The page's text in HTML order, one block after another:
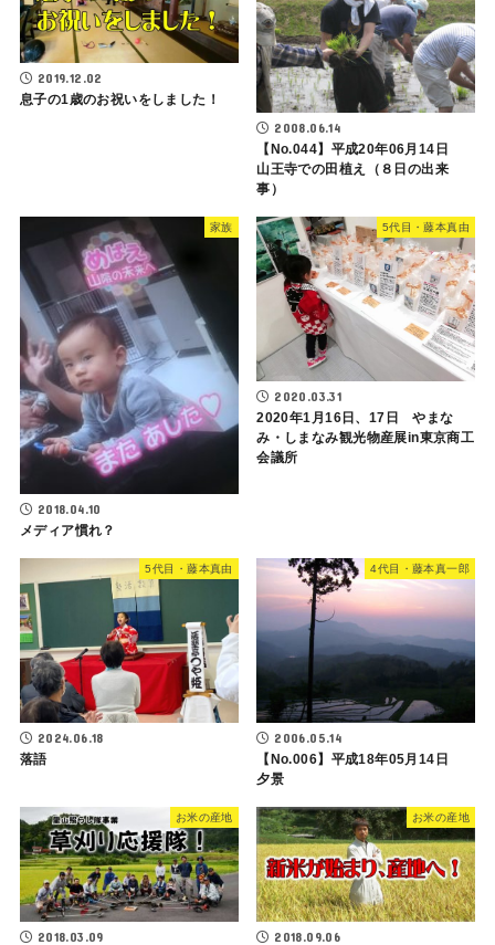
2019.12.02
息子の1歳のお祝いをしました！
2008.06.14
【No.044】平成20年06月14日
山王寺での田植え（８日の出来
事）
家族
2018.04.10
メディア慣れ？
5代目・藤本真由
2020.03.31
2020年1月16日、17日 やまな
み・しまなみ観光物産展in東京商工
会議所
5代目・藤本真由
2024.06.18
落語
4代目・藤本真一郎
2006.05.14
【No.006】平成18年05月14日
夕景
お米の産地
2018.03.09
お米の産地
2018.09.06